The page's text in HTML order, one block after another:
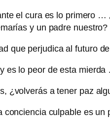
el cura es lo primero
y un padre nuestro?
que perjudica al futuro
es lo peor de esta
a tener paz
culpable es un